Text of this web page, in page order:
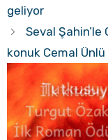
geliyor
Seval Şahin’le
konuk Cemal Ünlü